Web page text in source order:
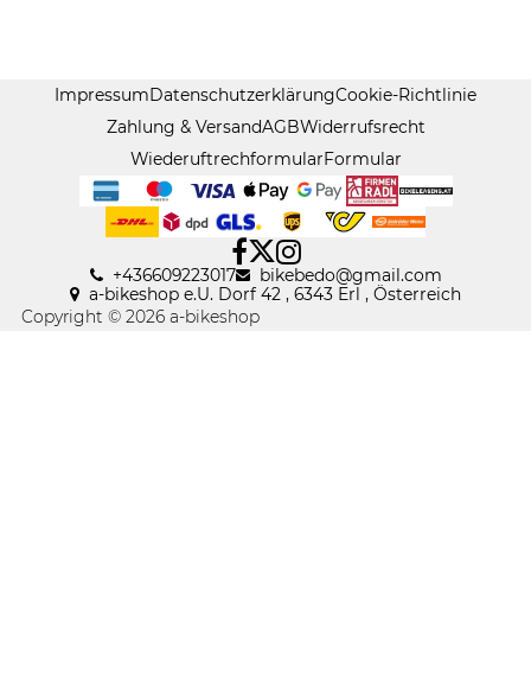
ImpressumDatenschutzerklärungCookie-Richtlinie
Zahlung & VersandAGBWiderrufsrecht
WiederuftrechformularFormular
+436609223017 bikebedo@gmail .com
a-bikeshop e.U. Dorf 42 , 6343 Erl , Österreich
Copyright © 2026 a-bikeshop